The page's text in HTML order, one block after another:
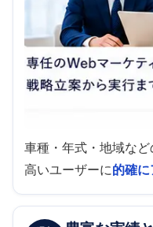
車種・年式・地域な
高いユーザーに的確